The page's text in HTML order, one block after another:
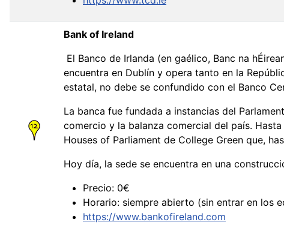
Bank of Ireland
El Banco de Irlanda (en gaélico, Banc na
encuentra en Dublín y opera tanto en la
estatal, no debe se confundido con el Banco
La banca fue fundada a instancias del
comercio y la balanza comercial del país.
Houses of Parliament de College Green que,
Hoy día, la sede se encuentra en una
Precio: 0€
Horario: siempre abierto (sin entrar en los
https://www.bankofireland.com